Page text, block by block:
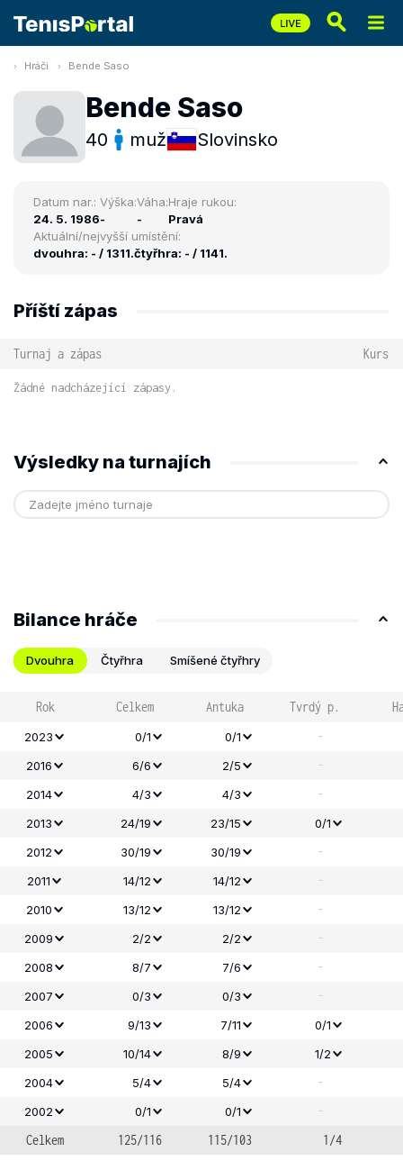
Hráči Bende Saso
Bende Saso
40 muž Slovinsko
Datum nar.:
24. 5. 1986
Výška:
-
Váha:
-
Hraje rukou:
Pravá
Aktuální/nejvyšší umístění:
dvouhra: - / 1311.čtyřhra: - / 1141.
Příští zápas
Turnaj a zápas Kurs
Žádné nadcházející zápasy.
Výsledky na turnajích
Bilance hráče
Dvouhra Čtyřhra Smíšené čtyřhry
Rok Celkem Antuka Tvrdý p.
2023 0/1 0/1 -
2016 6/6 2/5 -
2014 4/3 4/3 -
2013 24/19 23/15
0/1
2012
30/19 30/19 -
2011 14/12 14/12 -
2010 13/12 13/12 -
2009 2/2 2/2 -
2008 8/7 7/6 -
2007 0/3 0/3 -
2006 9/13 7/11
0/1
2005
10/14 8/9
1/2
2004
5/4 5/4 -
2002 0/1 0/1
-
Celkem
125/116 115/103 1/4